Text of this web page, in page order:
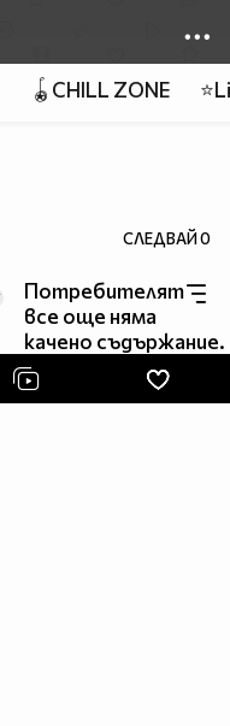
🪀CHILL ZONE
СЛЕДВАЙ0
Потребителят
все още няма
качено съдържание.